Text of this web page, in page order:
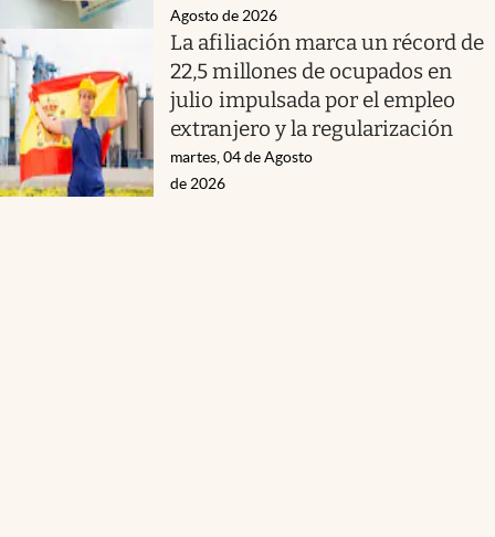
Agosto de 2026
La afiliación marca un récord de
22,5 millones de ocupados en
julio impulsada por el empleo
extranjero y la regularización
martes, 04 de Agosto
de 2026